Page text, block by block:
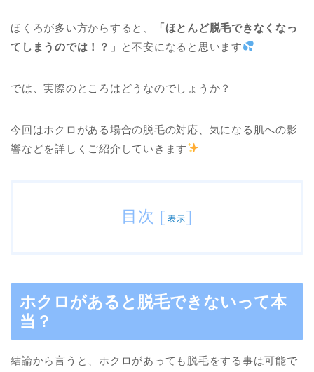
ほくろが多い方からすると、
「ほとんど脱毛できなくなっ
てしまうのでは！？」
と不安になると思います
では、実際のところはどうなのでしょうか？
今回はホクロがある場合の脱毛の対応、気になる肌への影
響などを詳しくご紹介していきます
目次 [ 表示]
ホクロがあると脱毛できないって本
当？
結論から言うと、ホクロがあっても脱毛をする事は可能で